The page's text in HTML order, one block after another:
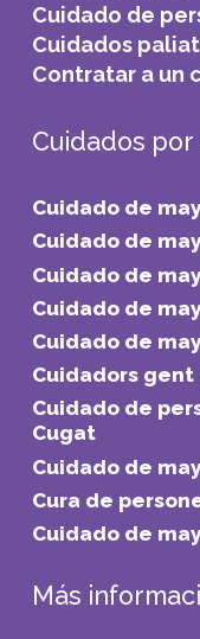
Cuidado de
Cuidados
Contratar a un
Cuidados
Cuidado de
Cuidado de
Cuidado de
Cuidado de
Cuidado de
Cuidadors gent
Cuidado de
Cugat
Cuidado de
Cura de
Cuidado de
Más